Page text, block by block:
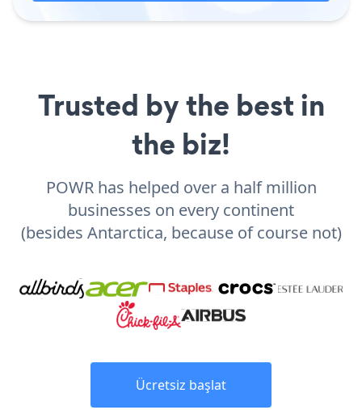
Trusted by the best in
the biz!
POWR has helped over a half million
businesses on every continent
(besides Antarctica, because of course not)
Ücretsiz başlat